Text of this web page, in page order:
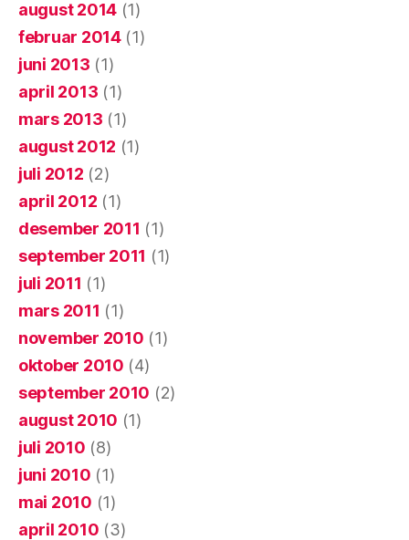
august 2014 (1)
februar 2014(1)
juni 2013 (1)
april 2013 (1)
mars 2013 (1)
august 2012 (1)
juli 2012 (2)
april 2012 (1)
desember 2011 (1)
september 2011 (1)
juli 2011 (1)
mars 2011 (1)
november 2010 (1)
oktober 2010 (4)
september 2010 (2)
august 2010 (1)
juli 2010 (8)
juni 2010 (1)
mai 2010 (1)
april 2010 (3)